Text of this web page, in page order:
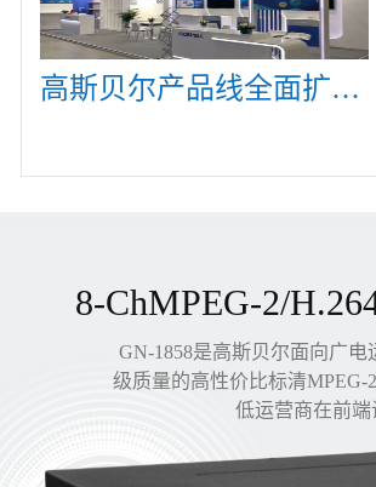
高斯贝尔产品线全面扩展，众多新产品亮相CommunicAsia 2019
8-ChMPEG-2/
GN-1858是高斯贝尔面向广
级质量的高性价比标清
低运营商在前